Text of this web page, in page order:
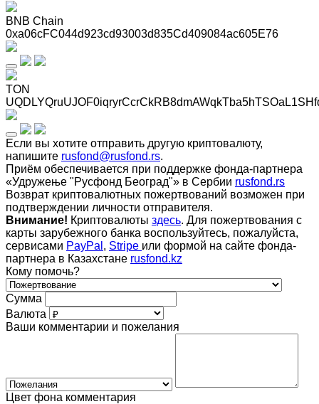
BNB Chain
0xa06cFC044d923cd93003d835Cd409084ac605E76
TON
Если вы хотите отправить другую криптовалюту,
напишите rusfond@rusfond.rs.
Приём обеспечивается при поддержке фонда-партнера
«Удружење "Русфонд Београд"» в Сербии rusfond.rs
Возврат криптовалютных пожертвований возможен при
подтверждении личности отправителя.
Внимание! Криптовалюты здесь. Для пожертвования с
карты зарубежного банка воспользуйтесь, пожалуйста,
сервисами PayPal , Stripe или формой на сайте фонда-
партнера в Казахстане rusfond.kz
Кому помочь?
Сумма
Валюта
Ваши комментарии и пожелания
Цвет фона комментария